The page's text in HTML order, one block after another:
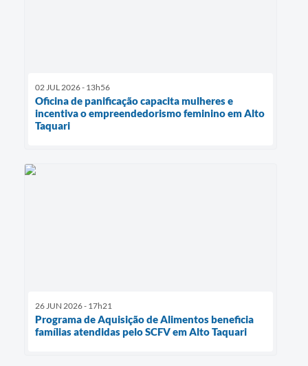
02 JUL 2026 - 13h56
Oficina de panificação capacita mulheres e
incentiva o empreendedorismo feminino em Alto
Taquari
26 JUN 2026 - 17h21
Programa de Aquisição de Alimentos beneficia
famílias atendidas pelo SCFV em Alto Taquari